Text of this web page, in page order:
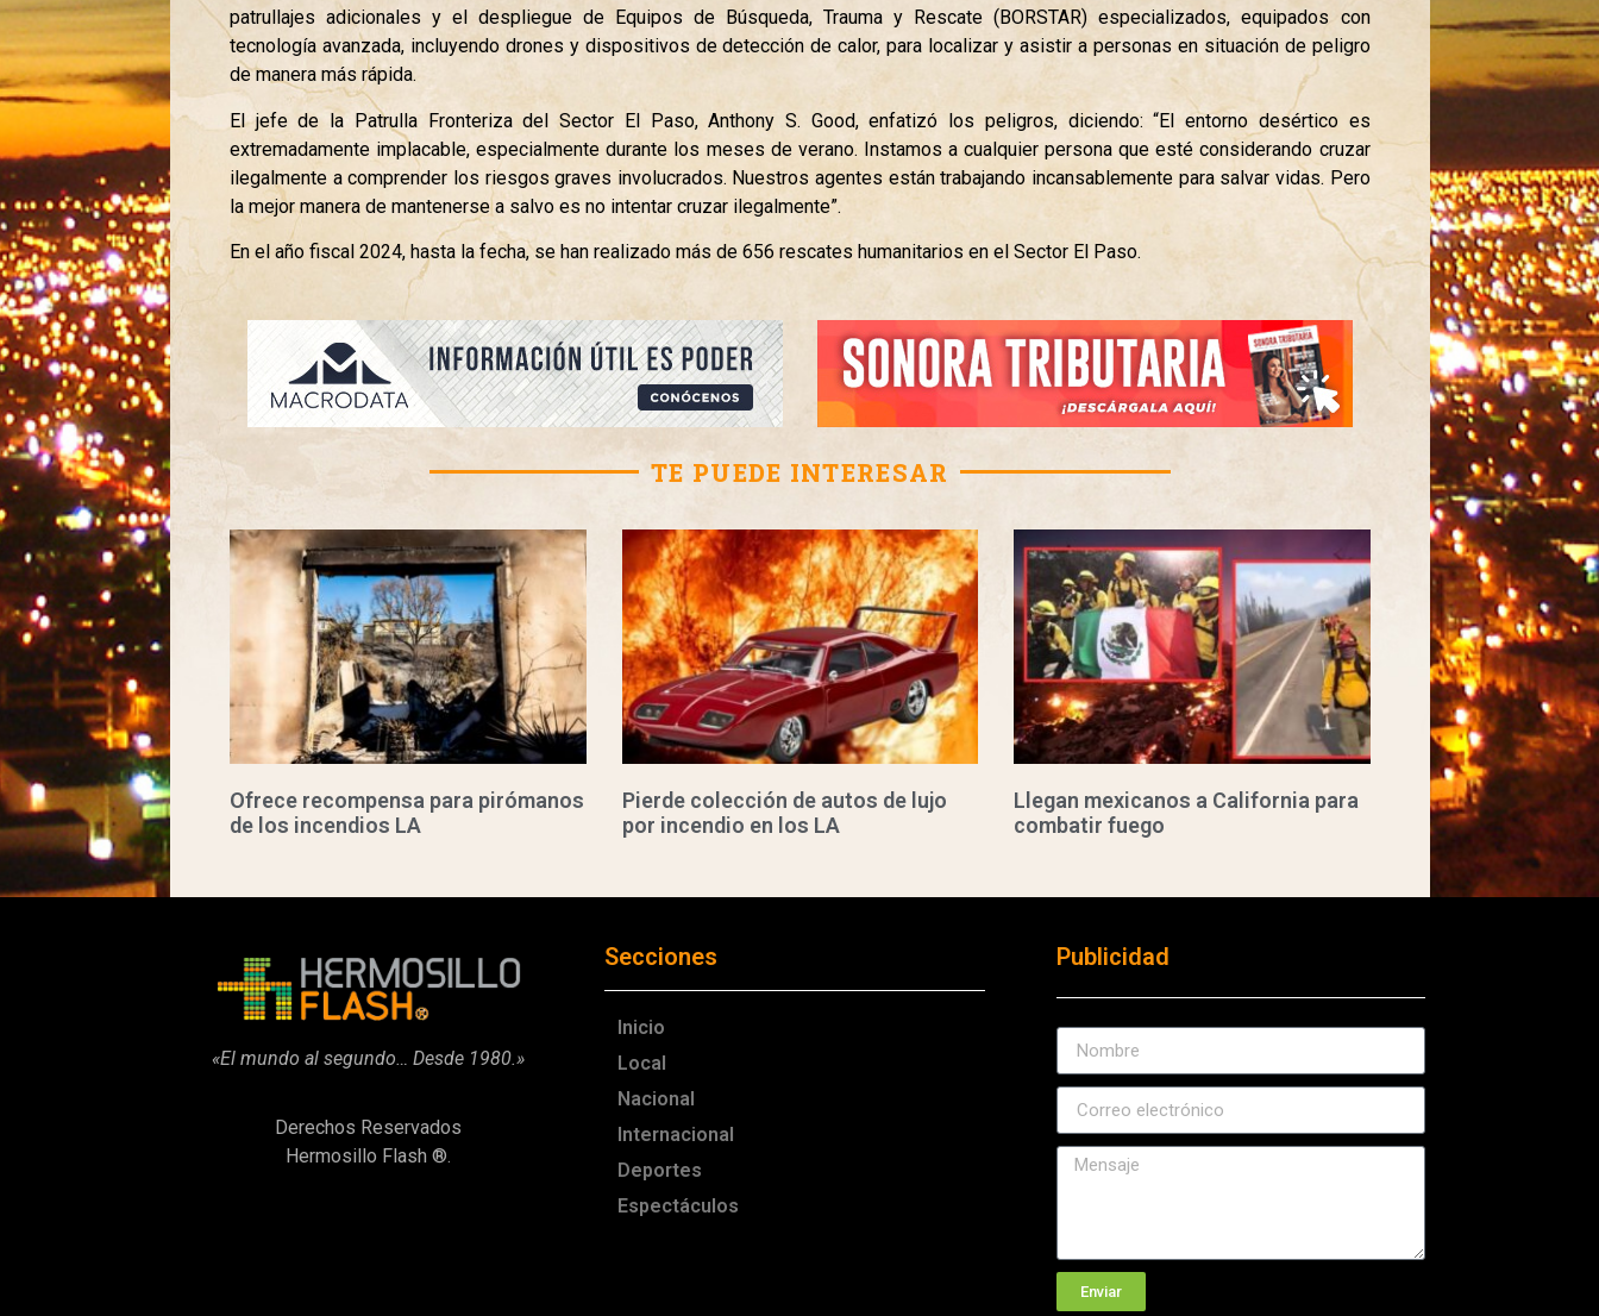
patrullajes adicionales y el despliegue de Equipos de Búsqueda, Trauma y Rescate (BORSTAR) especializados, equipados con
tecnología avanzada, incluyendo drones y dispositivos de detección de calor, para localizar y asistir a personas en situación de peligro
de manera más rápida.
El jefe de la Patrulla Fronteriza del Sector El Paso, Anthony S. Good, enfatizó los peligros, diciendo: “El entorno desértico es
extremadamente implacable, especialmente durante los meses de verano. Instamos a cualquier persona que esté considerando cruzar
ilegalmente a comprender los riesgos graves involucrados. Nuestros agentes están trabajando incansablemente para salvar vidas. Pero
la mejor manera de mantenerse a salvo es no intentar cruzar ilegalmente”.
En el año fiscal 2024, hasta la fecha, se han realizado más de 656 rescates humanitarios en el Sector El Paso.
TE PUEDE INTERESAR
Ofrece recompensa para pirómanos
de los incendios LA
Pierde colección de autos de lujo
por incendio en los LA
Llegan mexicanos a California para
combatir fuego
«El mundo al segundo… Desde 1980.»
Derechos Reservados
Hermosillo Flash ®.
Secciones
Inicio
Local
Nacional
Internacional
Deportes
Espectáculos
Publicidad
Enviar